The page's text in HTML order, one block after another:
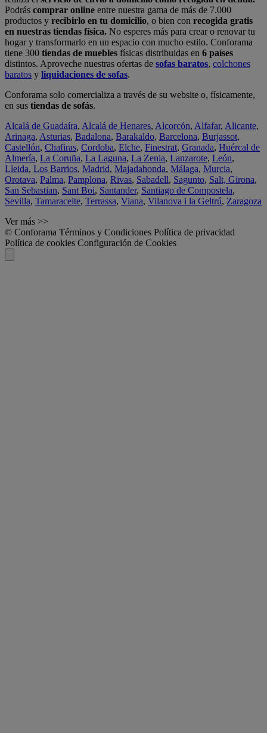
Podrás comprar online entre nuestra gama de más de 7.000
productos y recibirlo en tu domicilio, o bien con recogida gratis
en nuestras tiendas física. No esperes más para crear o renovar tu
hogar y transformarlo en un espacio con mucho estilo. Conforama
tiene 300 tiendas de muebles físicas distribuidas en 6 países
distintos. Aproveche nuestras ofertas de sofas baratos, colchones
baratos y liquidaciones de sofas.
Conforama solo comercializa a través de su website o, físicamente,
en sus tiendas de sofás.
Alcalá de Guadaíra, Alcalá de Henares, Alcorcón, Alfafar, Alicante,
Arinaga, Asturias, Badalona, Barakaldo, Barcelona, Burjassot,
Castellón, Chafiras, Cordoba, Elche, Finestrat, Granada, Huércal de
Almería, La Coruña, La Laguna, La Zenia, Lanzarote, León,
Lleida, Los Barrios, Madrid, Majadahonda, Málaga, Murcia,
Orotava, Palma, Pamplona, Rivas, Sabadell, Sagunto, Salt, Girona,
San Sebastian, Sant Boi, Santander, Santiago de Compostela,
Sevilla, Tamaraceite, Terrassa, Viana, Vilanova i la Geltrú, Zaragoza
Ver más >>
© Conforama Términos y Condiciones Política de privacidad
Política de cookies Configuración de Cookies